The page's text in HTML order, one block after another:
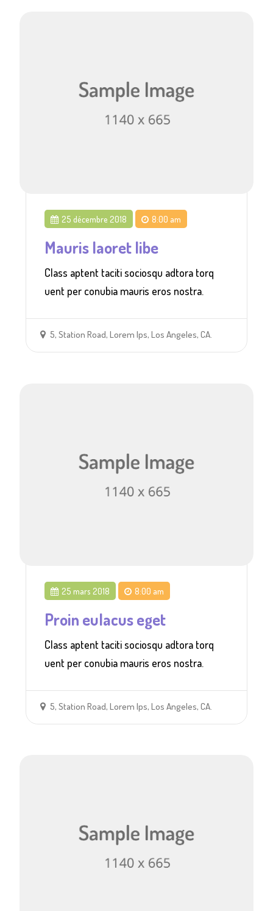
25 décembre 2018 8:00 am
Mauris laoret libe
Class aptent taciti sociosqu adtora torq
uent per conubia mauris eros nostra.
5, Station Road, Lorem Ips, Los Angeles, CA.
25 mars 2018 8:00 am
Proin eulacus eget
Class aptent taciti sociosqu adtora torq
uent per conubia mauris eros nostra.
5, Station Road, Lorem Ips, Los Angeles, CA.